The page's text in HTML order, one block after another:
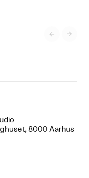
 
8000 Aarhus